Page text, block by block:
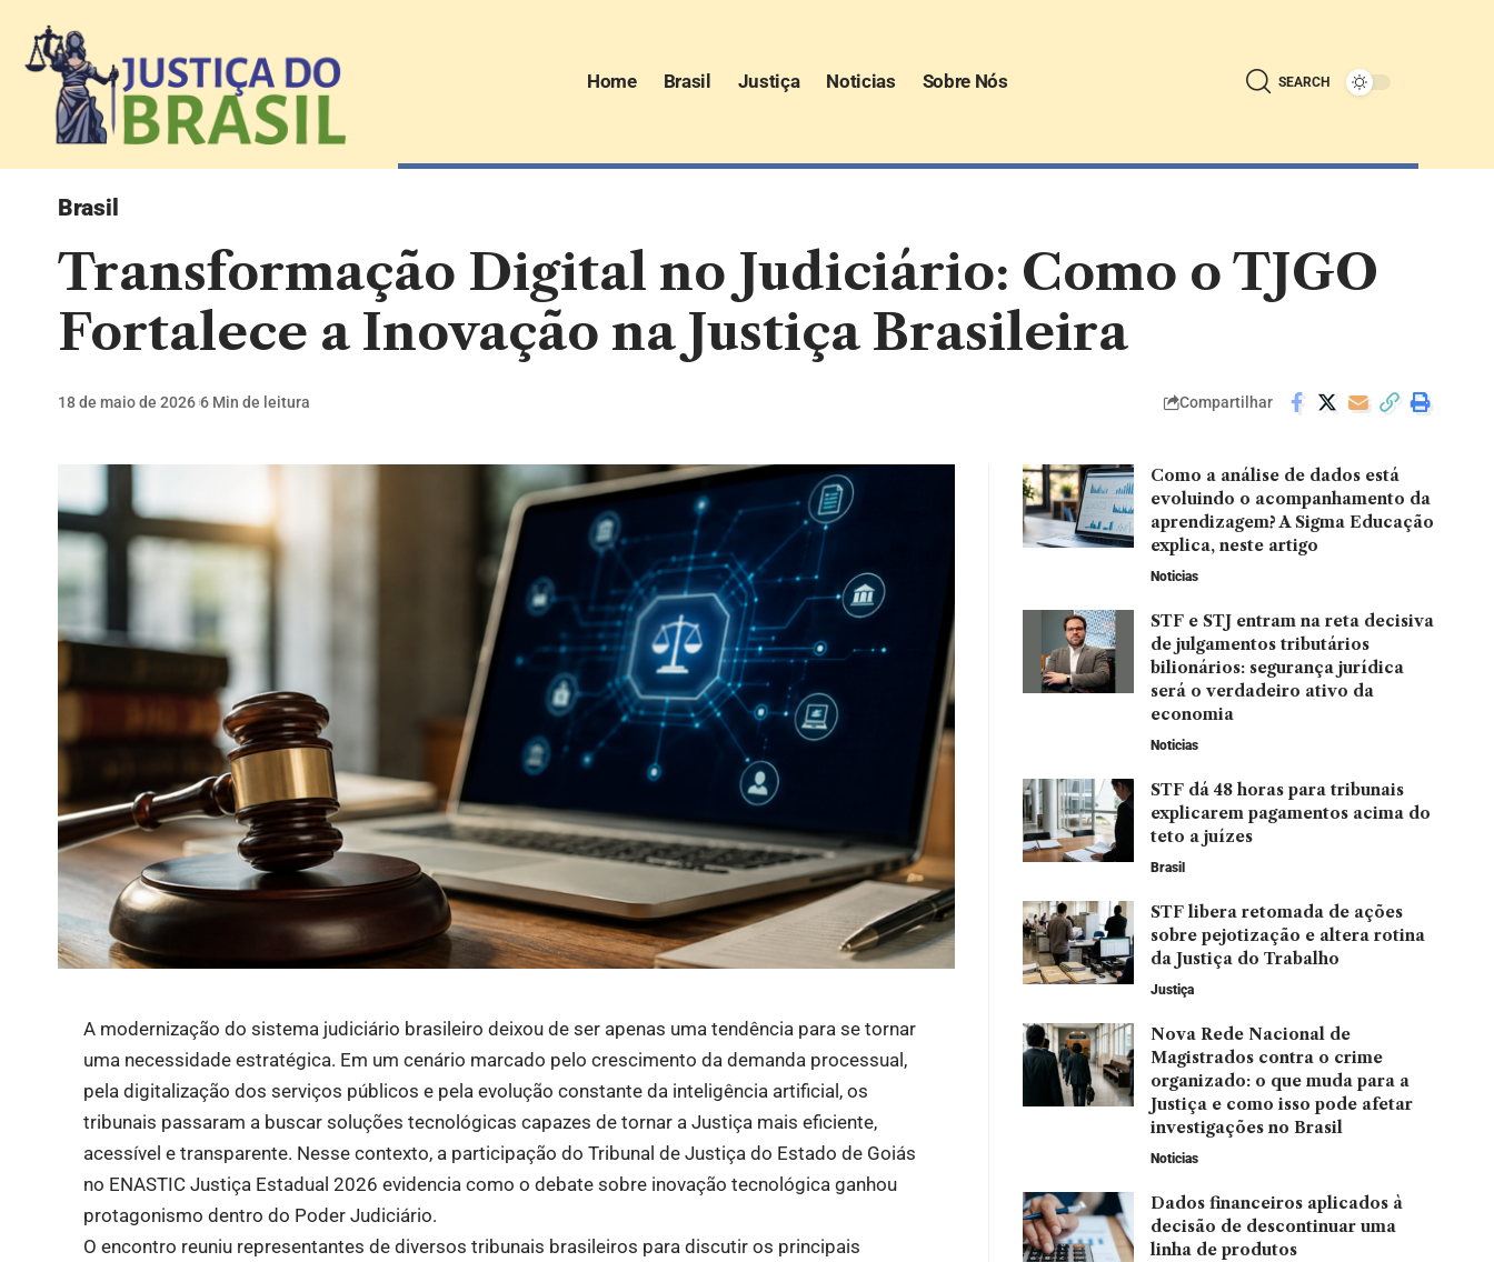
Home Brasil Justiça Noticias Sobre Nós SEARCH
Brasil
Transformação Digital no Judiciário: Como o TJGO
Fortalece a Inovação na Justiça Brasileira
18 de maio de 2026 6 Min de leitura Compartilhar
A modernização do sistema judiciário brasileiro deixou de ser apenas uma tendência para se tornar
uma necessidade estratégica. Em um cenário marcado pelo crescimento da demanda processual,
pela digitalização dos serviços públicos e pela evolução constante da inteligência artificial, os
tribunais passaram a buscar soluções tecnológicas capazes de tornar a Justiça mais eficiente,
acessível e transparente. Nesse contexto, a participação do Tribunal de Justiça do Estado de Goiás
no ENASTIC Justiça Estadual 2026 evidencia como o debate sobre inovação tecnológica ganhou
protagonismo dentro do Poder Judiciário.
O encontro reuniu representantes de diversos tribunais brasileiros para discutir os principais
Como a análise de dados está
evoluindo o acompanhamento da
aprendizagem? A Sigma Educação
explica, neste artigo
Noticias
STF e STJ entram na reta decisiva
de julgamentos tributários
bilionários: segurança jurídica
será o verdadeiro ativo da
economia
Noticias
STF dá 48 horas para tribunais
explicarem pagamentos acima do
teto a juízes
Brasil
STF libera retomada de ações
sobre pejotização e altera rotina
da Justiça do Trabalho
Justiça
Nova Rede Nacional de
Magistrados contra o crime
organizado: o que muda para a
Justiça e como isso pode afetar
investigações no Brasil
Noticias
Dados financeiros aplicados à
decisão de descontinuar uma
linha de produtos